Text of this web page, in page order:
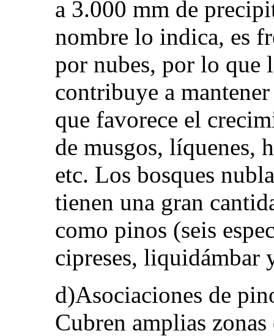
a 3.000 mm de
nombre lo indica, es
por nubes, por lo que
contribuye a
que favorece el
de musgos, líquenes,
etc. Los bosques
tienen una gran
como pinos (seis
cipreses, liquidámbar
d)Asociaciones de
Cubren amplias